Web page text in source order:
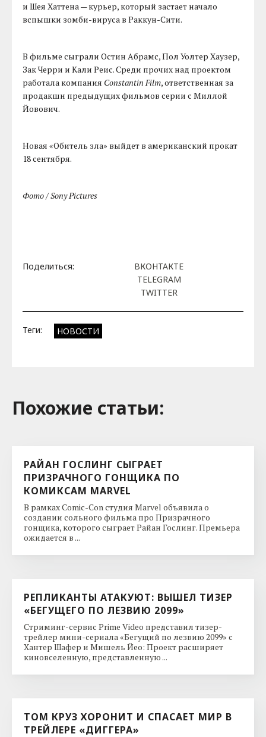
и Шея Хаттена — курьер, который застает начало
вспышки зомби-вируса в Раккун-Сити.
В фильме сыграли Остин Абрамс, Пол Уолтер Хаузер,
Зак Черри и Кали Реис. Среди прочих над проектом
работала компания Constantin Film, ответственная за
продакшн предыдущих фильмов серии с Миллой
Йовович.
Новая «Обитель зла» выйдет в американский прокат
18 сентября.
Фото / Sony Pictures
Поделиться:
ВКОНТАКТЕ
TELEGRAM
TWITTER
Теги: НОВОСТИ
Похожие cтатьи:
РАЙАН ГОСЛИНГ СЫГРАЕТ
ПРИЗРАЧНОГО ГОНЩИКА ПО
КОМИКСАМ MARVEL
В рамках Comic-Con студия Marvel объявила о
создании сольного фильма про Призрачного
гонщика, которого сыграет Райан Гослинг. Премьера
ожидается в ...
РЕПЛИКАНТЫ АТАКУЮТ: ВЫШЕЛ ТИЗЕР
«БЕГУЩЕГО ПО ЛЕЗВИЮ 2099»
Стриминг-сервис Prime Video представил тизер-
трейлер мини-сериала «Бегущий по лезвию 2099» с
Хантер Шафер и Мишель Йео: Проект расширяет
киновселенную, представленную ...
ТОМ КРУЗ ХОРОНИТ И СПАСАЕТ МИР В
ТРЕЙЛЕРЕ «ДИГГЕРА»